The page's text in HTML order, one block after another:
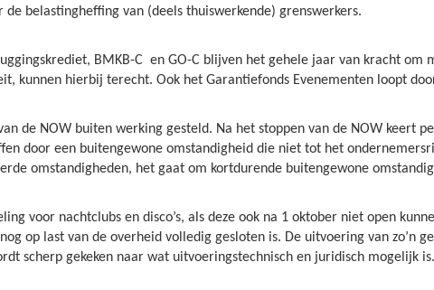
belastingheffing van (deels thuiswerkende) grenswerkers.
BMKB-C en GO-C blijven het gehele jaar van kracht
kunnen hierbij terecht. Ook het Garantiefonds Evenementen loopt
de NOW buiten werking gesteld. Na het stoppen van de NOW keert
door een buitengewone omstandigheid die niet tot het
omstandigheden, het gaat om kortdurende buitengewone
voor nachtclubs en disco’s, als deze ook na 1 oktober niet open
op last van de overheid volledig gesloten is. De uitvoering van zo’n
scherp gekeken naar wat uitvoeringstechnisch en juridisch mogelijk is.